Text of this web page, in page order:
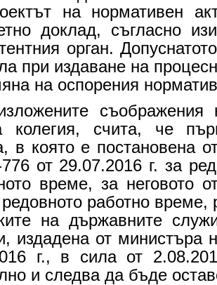
на нормативен
доклад, съгласно
орган.
при издаване на
на оспорения
колегия, счита, че
в която е постановена
776 от 29.07.2016 г. за
време, за неговото
работно
на държавните
издадена от
г., в сила от
и следва да бъде